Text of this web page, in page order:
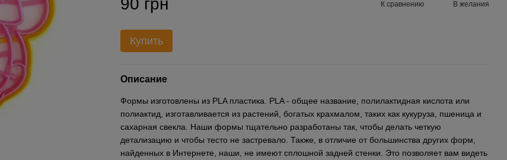
90 грн К сравнению В желания
Купить
Описание
Формы изготовлены из PLA пластика. PLA - общее название, полилактидная кислота или
полиактид, изготавливается из растений, богатых крахмалом, таких как кукуруза, пшеница и
сахарная свекла. Наши формы тщательно разработаны так, чтобы делать четкую
детализацию и чтобы тесто не застревало. Также, в отличие от большинства других форм,
найденных в Интернете, наши, не имеют сплошной задней стенки. Это позволяет вам видеть